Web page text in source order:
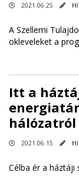
2021.06.25
A Szellemi
okleveleket a
Itt a
hálózatról
2021.06.15
Célba ér a háztáji